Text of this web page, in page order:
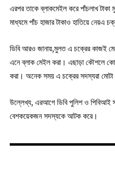
এরপর তাকে ব্লাকমেইল করে পাঁচলাখ টাকা
মাধ্যমে পাঁচ হাজার টাকাও হাতিয়ে নেয়এ
ডিবি আরও জানায়,মুলত এ চক্রের কাজই
এনে ব্লাক মেইল করা। এছাড়া কৌশলে
করা। অনেক সময় এ চক্রের সদস্যরা মোটা
উল্লেখ্য, এরআগে ডিবি পুলিশ ও পিবিআই
বেশকয়েকজন সদস্যকে আটক করে।